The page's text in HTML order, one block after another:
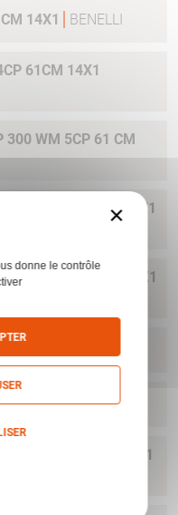
14X1 BENELLI
61CM 14X1
300 WM 5CP 61 CM
CARA LUPO OPTIFADE OP 308W 5CP 56 CM 14X1
CARA LUPO OPTIFADE OP 30-06 5CP 56 CM 14X1
61 CM
CM BENELLI
CARA LUPO OPTIFADE E2 308W 5CP 56 CM 14X1
×
donne le contrôle